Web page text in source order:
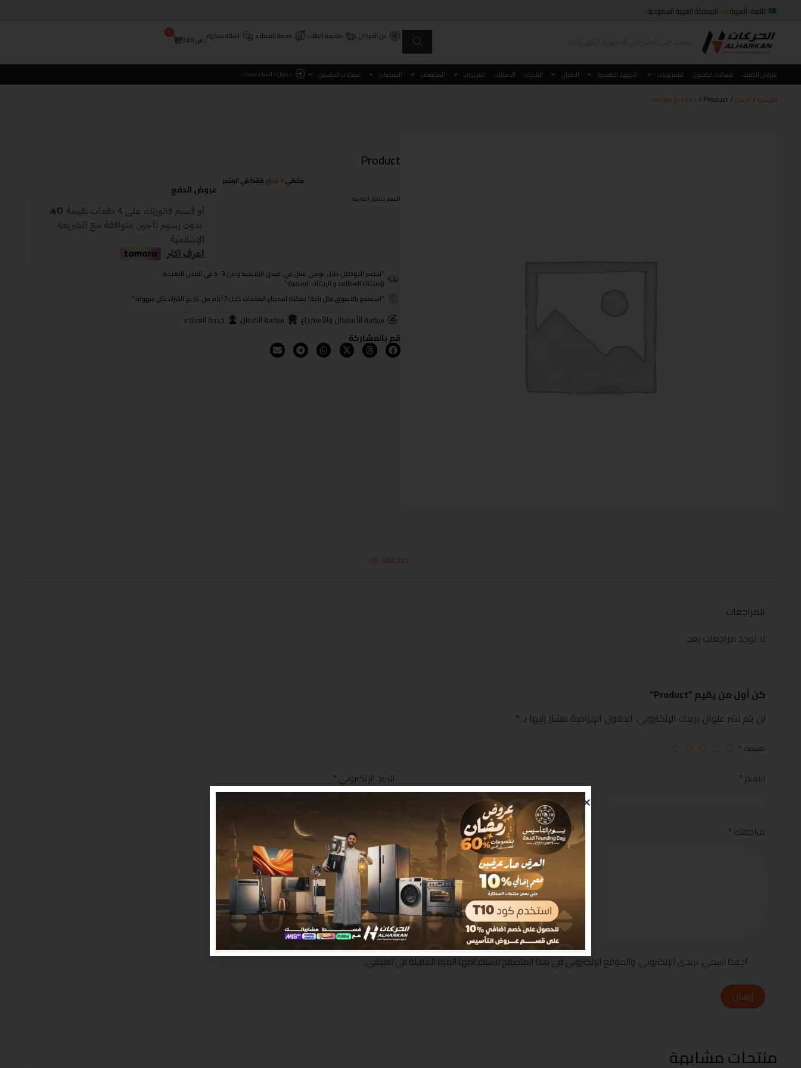
اللغة: العربية المملكة العربية السعودية
عن الحركان متابعة الطلب خدمة العملاء اسئلة متكررةر.س0.00
0
عروض الصيف غسالات الصحون التلفزيونات الأجهزة الصغيرة الافران الثلاجات الدفايات الفريزرات المكيفات النشافات غسالات الملابس دخول / انشاء حساب
الرئيسية/ المتجر /
Uncategorized / Product
Product
السعر شامل الضريبة
متبقي0 قطع فقط في المتجر
عروض الدفع
"سيتم التوصيل خلال يومي عمل في المدن الرئيسية ومن 3- 4 في المدن البعيدة.
بإستثناء العطلات و الإجازات الرسمية."
"استمتع بالتسوق بكل راحة! يمكنك استرجاع المنتجات خلال 3 أيام من تاريخ الشراء بكل سهولة."
سياسة الأستبدال والأسترجاع سياسة الضمان خدمة العملاء
قم بالمشاركة
مراجعات (0)
المراجعات
لا توجد مراجعات بعد.
كن أول من يقيم “Product”
لن يتم نشر عنوان بريدك الإلكتروني. الحقول الإلزامية مشار إليها بـ*
تقييمك *
الاسم* البريد الإلكتروني*
مراجعتك*
احفظ اسمي، بريدي الإلكتروني، والموقع الإلكتروني في هذا المتصفح لاستخدامها المرة المقبلة في تعليقي.
إرسال
منتجات مشابهة